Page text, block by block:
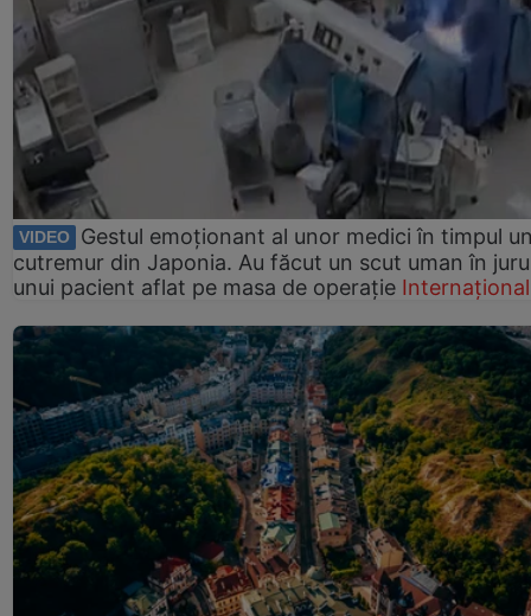
VIDEO
Gestul emoționant al unor medici în timpul
cutremur din Japonia. Au făcut un scut uman în
unui pacient aflat pe masa de operație Internațional